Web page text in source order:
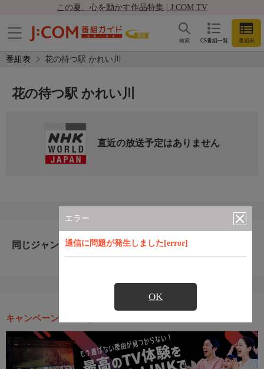
この夏、心を動かす作品特集 | J:COM TV
CS番組一覧 番組表
検索
番組表 花の待つ駅 かれい川
エラー
通信に問題が発生しました[error]
OK
花の待つ駅 かれい川
直近の放送予定はありません
同じジャンルのおすすめ番組
キャンペーン・お得な情報